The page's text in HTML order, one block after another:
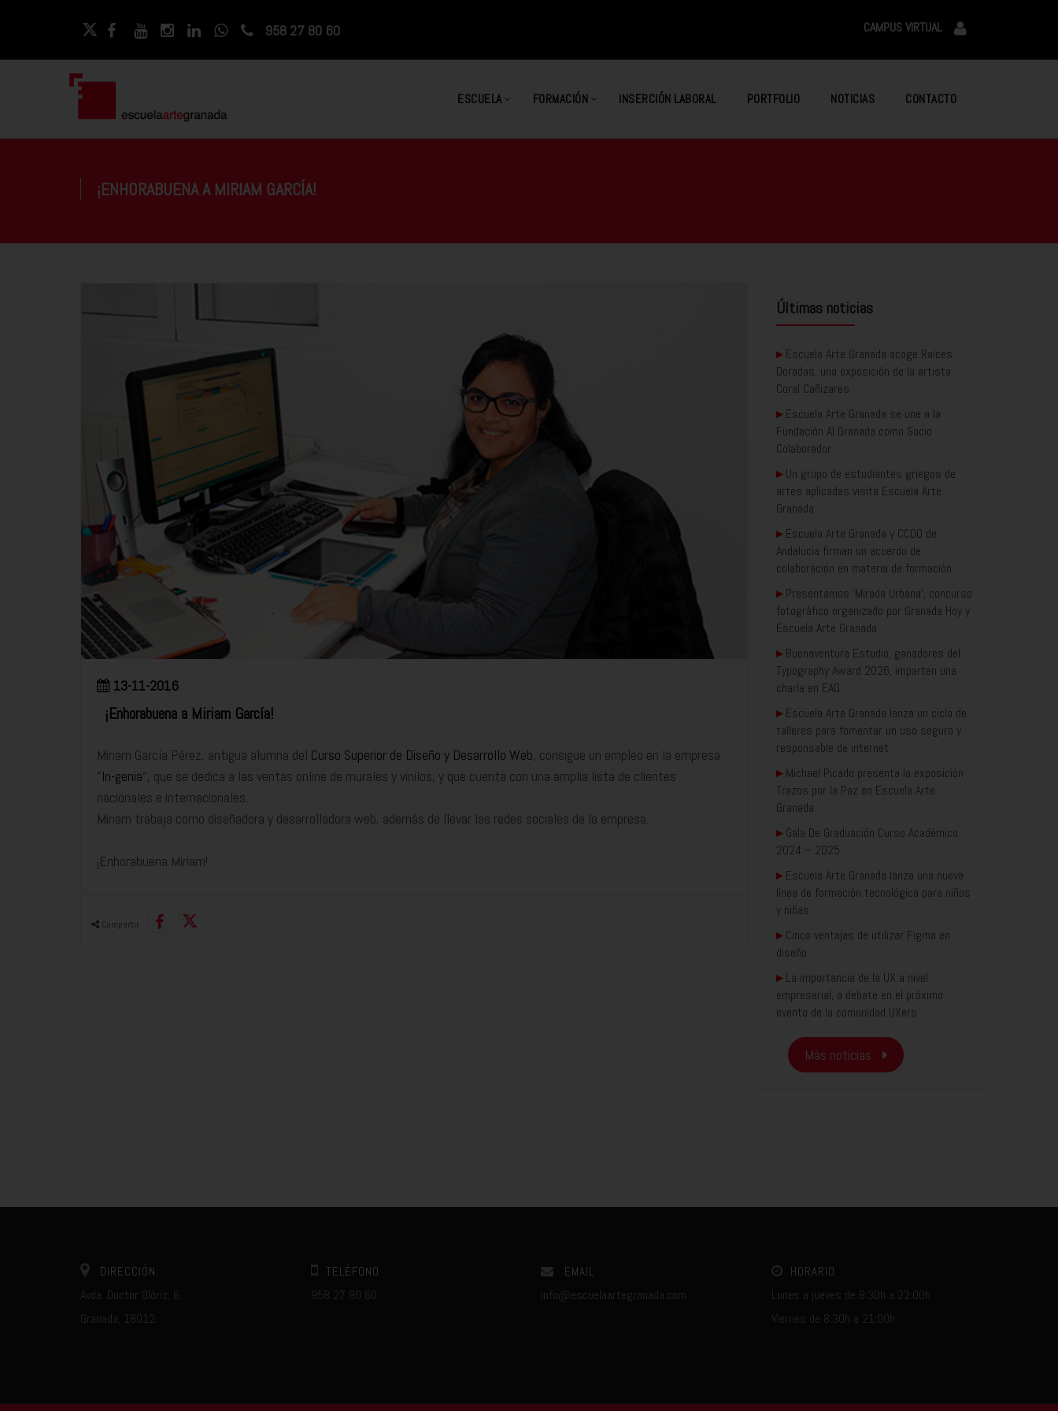
958 27 80 60 CAMPUS VIRTUAL
ESCUELA FORMACIÓN INSERCIÓN LABORAL PORTFOLIO NOTICIAS CONTACTO
¡ENHORABUENA A MIRIAM GARCÍA!
13-11-2016
¡Enhorabuena a Miriam García!
Miriam García Pérez, antigua alumna del Curso Superior de Diseño y Desarrollo Web, consigue un empleo en la empresa
"In-genia", que se dedica a las ventas online de murales y vinilos, y que cuenta con una amplia lista de clientes
nacionales e internacionales.
Miriam trabaja como diseñadora y desarrolladora web, además de llevar las redes sociales de la empresa.
¡Enhorabuena Miriam!
Compartir
Últimas noticias
▸Escuela Arte Granada acoge Raíces
Doradas, una exposición de la artista
Coral Cañizares
▸Escuela Arte Granada se une a la
Fundación AI Granada como Socio
Colaborador
▸Un grupo de estudiantes griegos de
artes aplicadas visita Escuela Arte
Granada
▸Escuela Arte Granada y CCOO de
Andalucía firman un acuerdo de
colaboración en materia de formación
▸Presentamos ‘Mirada Urbana’, concurso
fotográfico organizado por Granada Hoy y
Escuela Arte Granada
▸Buenaventura Estudio, ganadores del
Typography Award 2026, imparten una
charla en EAG
▸Escuela Arte Granada lanza un ciclo de
talleres para fomentar un uso seguro y
responsable de internet
▸Michael Picado presenta la exposición
Trazos por la Paz en Escuela Arte
Granada
▸Gala De Graduación Curso Académico
2024 – 2025
▸Escuela Arte Granada lanza una nueva
línea de formación tecnológica para niños
y niñas
▸Cinco ventajas de utilizar Figma en
diseño
▸La importancia de la UX a nivel
empresarial, a debate en el próximo
evento de la comunidad UXers
Más noticias
DIRECCIÓN:
Avda. Doctor Olóriz, 6.
Granada, 18012.
TELÉFONO
958 27 80 60
EMAIL
info@escuelaartegranada.com
HORARIO
Lunes a jueves de 8:30h a 22:00h
Viernes de 8:30h a 21:00h